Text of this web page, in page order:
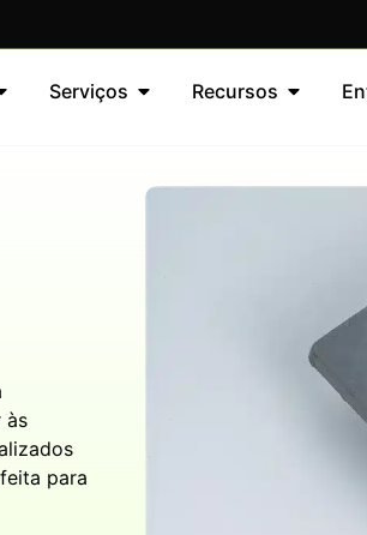
Serviços Recursos
às
para